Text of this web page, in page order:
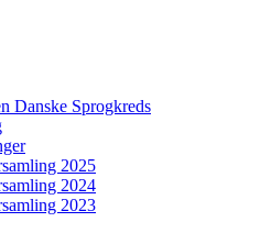
Danske Sprogkreds
2025
2024
2023